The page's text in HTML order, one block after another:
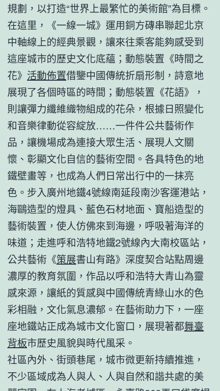
規劃，以打造“世界上最繁忙的美術館”為目標。
在這里，《一線一城》運用銅方磚串聯起北京
中軸線上的經典景觀，讓來往乘客能夠感受到
這座城市的歷史文化底蘊；動態裝置《時間之
花》 活動佈置借鑒中國傳統折扇形制，詩意地
展現了各個時區的時間；動態裝置《花語》，
則讓彈力纖維織物組成的花朵，根據日照變化
和音樂律動從容綻放……一件件公共藝術作
品，讓機場成為連接大眾生活、展現人文關
懷、彰顯文化自信的藝術空間。各具特色的地
鐵壁畫等，也成為人們日常出行中的一抹亮
色。步入廣州地鐵4號線南延段南沙客運港站，
海鷗造型的燈具、藍色石材地面、寶船造型的
藝術裝置，使人仿佛來到海邊，呼吸著海洋的
味道；走進呼和浩特地鐵2號線內大南校區站，
公共藝術《策展書山有路》深度契合站點周邊
濃厚的教育氛圍，作品以呼和浩特大青山為靈
感來源，讓紙的質感與中國傳統青綠山水的色
彩相融，文化氣息濃郁。在藝術助力下，一座
座地鐵站正成為城市文化窗口，展現著都舞臺
背板市歷史風貌與時代風采。
社區內外、街頭巷尾，城市微更新持續推進，
不少區域成為人與人、人與自然和諧共處的美